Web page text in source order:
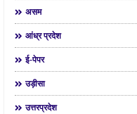
असम
आंध्र प्रदेश
ई-पेपर
उड़ीसा
उत्तरप्रदेश